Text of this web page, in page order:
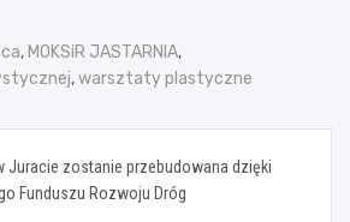
, MOKSiR JASTARNIA,
,warsztaty plastyczne
Juracie zostanie przebudowana dzięki
Funduszu Rozwoju Dróg